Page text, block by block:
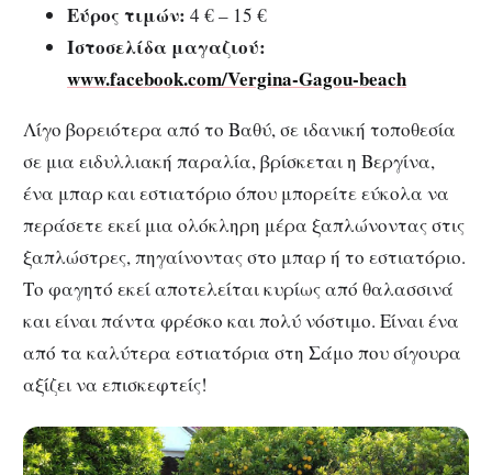
Εύρος τιμών: 4 € – 15 €
Ιστοσελίδα μαγαζιού:
www.facebook.com/Vergina-Gagou-beach
Λίγο βορειότερα από το Βαθύ, σε ιδανική τοποθεσία
σε μια ειδυλλιακή παραλία, βρίσκεται η Βεργίνα,
ένα μπαρ και εστιατόριο όπου μπορείτε εύκολα να
περάσετε εκεί μια ολόκληρη μέρα ξαπλώνοντας στις
ξαπλώστρες, πηγαίνοντας στο μπαρ ή το εστιατόριο.
Το φαγητό εκεί αποτελείται κυρίως από θαλασσινά
και είναι πάντα φρέσκο και πολύ νόστιμο. Είναι ένα
από τα καλύτερα εστιατόρια στη Σάμο που σίγουρα
αξίζει να επισκεφτείς!